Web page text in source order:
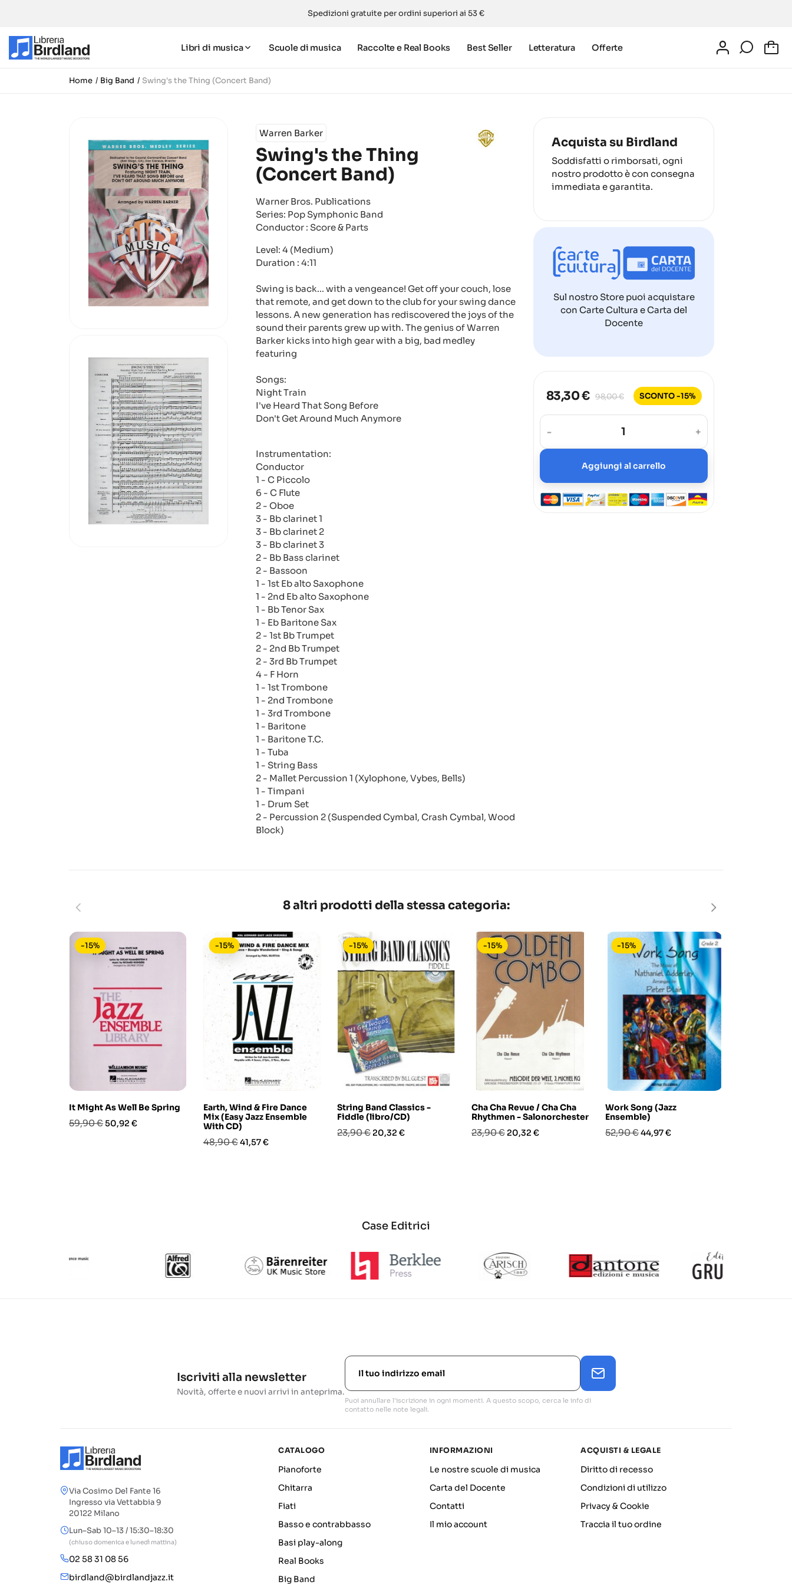
Spedizioni gratuite per ordini superiori ai 53 €
Libri di musica Scuole di musica Raccolte e Real Books Best Seller Letteratura Offerte
Home Big Band Swing's the Thing (Concert Band)
Warren Barker
Swing's the Thing
(Concert Band)
Warner Bros. Publications
Series: Pop Symphonic Band
Conductor : Score & Parts
Level: 4 (Medium)
Duration : 4:11
Swing is back... with a vengeance! Get off your couch, lose
that remote, and get down to the club for your swing dance
lessons. A new generation has rediscovered the joys of the
sound their parents grew up with. The genius of Warren
Barker kicks into high gear with a big, bad medley
featuring
Songs:
Night Train
I've Heard That Song Before
Don't Get Around Much Anymore
Instrumentation:
Conductor
1 - C Piccolo
6 - C Flute
2 - Oboe
3 - Bb clarinet 1
3 - Bb clarinet 2
3 - Bb clarinet 3
2 - Bb Bass clarinet
2 - Bassoon
1 - 1st Eb alto Saxophone
1 - 2nd Eb alto Saxophone
1 - Bb Tenor Sax
1 - Eb Baritone Sax
2 - 1st Bb Trumpet
2 - 2nd Bb Trumpet
2 - 3rd Bb Trumpet
4 - F Horn
1 - 1st Trombone
1 - 2nd Trombone
1 - 3rd Trombone
1 - Baritone
1 - Baritone T.C.
1 - Tuba
1 - String Bass
2 - Mallet Percussion 1 (Xylophone, Vybes, Bells)
1 - Timpani
1 - Drum Set
2 - Percussion 2 (Suspended Cymbal, Crash Cymbal, Wood
Block)
Acquista su Birdland
Soddisfatti o rimborsati, ogni
nostro prodotto è con consegna
immediata e garantita.
Sul nostro Store puoi acquistare
con Carte Cultura e Carta del
Docente
83,30 € 98,00 € SCONTO -15%
- +
Aggiungi al carrello
8 altri prodotti della stessa categoria:
It Might As Well Be Spring
Prezzo
59,90 €Prezzo
50,92 €
-15%
Earth, Wind & Fire Dance
Mix (Easy Jazz Ensemble
With CD)
Prezzo
48,90 €Prezzo
41,57 €
-15%
String Band Classics -
Fiddle (libro/CD)
Prezzo
23,90 € Prezzo
20,32 €
-15%
Cha Cha Revue / Cha Cha
Rhythmen - Salonorchester
Prezzo
23,90 € Prezzo
20,32 €
-15%
Work Song (Jazz
Ensemble)
Prezzo
52,90 €Prezzo
44,97 €
-15%
Case Editrici
Iscriviti alla newsletter
Novità, offerte e nuovi arrivi in anteprima.
Puoi annullare l'iscrizione in ogni momenti. A questo scopo, cerca le info di
contatto nelle note legali.
Via Cosimo Del Fante 16
Ingresso via Vettabbia 9
20122 Milano
Lun–Sab 10–13 / 15:30–18:30
(chiuso domenica e lunedì mattina)
02 58 31 08 56
birdland@birdlandjazz.it
CATALOGO
Pianoforte
Chitarra
Fiati
Basso e contrabbasso
Basi play-along
Real Books
Big Band
INFORMAZIONI
Le nostre scuole di musica
Carta del Docente
Contatti
Il mio account
ACQUISTI & LEGALE
Diritto di recesso
Condizioni di utilizzo
Privacy & Cookie
Traccia il tuo ordine